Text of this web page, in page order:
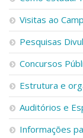
Extensão à
Projetos,
Artes,
Museus e
Serviços
Bibliotecas
Apoio ao
Segurança,
RH,
Visitas ao
Pesquisas
Concursos
Estrutura e
Auditórios e
Informações